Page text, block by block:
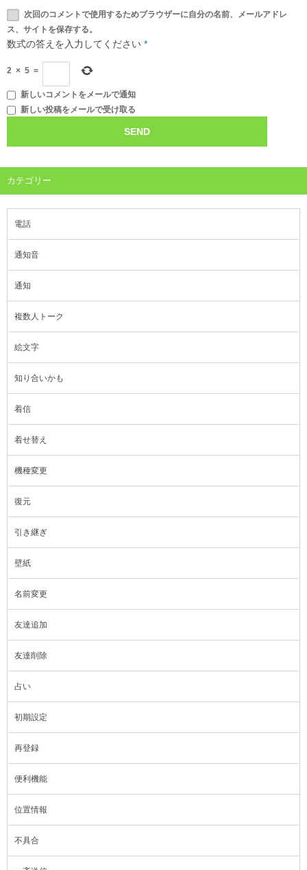
次回のコメントで使用するためブラウザーに自分の名前、メールアドレ
ス、サイトを保存する。
数式の答えを入力してください *
2 × 5 =
新しいコメントをメールで通知
新しい投稿をメールで受け取る
カテゴリー
電話
通知音
通知
複数人トーク
絵文字
知り合いかも
着信
着せ替え
機種変更
復元
引き継ぎ
壁紙
名前変更
友達追加
友達削除
占い
初期設定
再登録
便利機能
位置情報
不具合